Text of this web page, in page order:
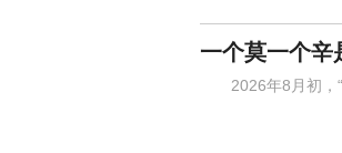
一个莫一个辛
2026年8月初，“